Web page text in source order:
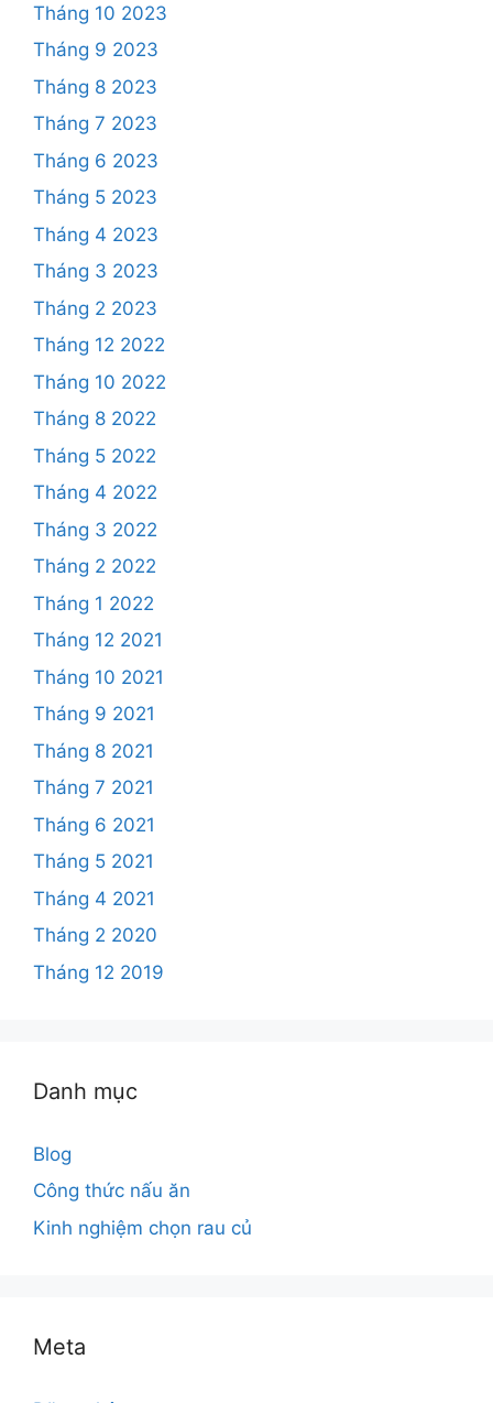
Tháng 10 2023
Tháng 9 2023
Tháng 8 2023
Tháng 7 2023
Tháng 6 2023
Tháng 5 2023
Tháng 4 2023
Tháng 3 2023
Tháng 2 2023
Tháng 12 2022
Tháng 10 2022
Tháng 8 2022
Tháng 5 2022
Tháng 4 2022
Tháng 3 2022
Tháng 2 2022
Tháng 1 2022
Tháng 12 2021
Tháng 10 2021
Tháng 9 2021
Tháng 8 2021
Tháng 7 2021
Tháng 6 2021
Tháng 5 2021
Tháng 4 2021
Tháng 2 2020
Tháng 12 2019
Danh mục
Blog
Công thức nấu ăn
Kinh nghiệm chọn rau củ
Meta